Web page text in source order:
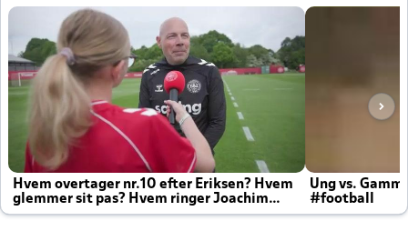
Hvem overtager nr.10 efter Eriksen? Hvem
glemmer sit pas? Hvem ringer Joachim
altid til efter kampe?
Ung vs.
#football